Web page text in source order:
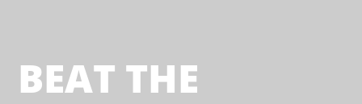
BEAT THE